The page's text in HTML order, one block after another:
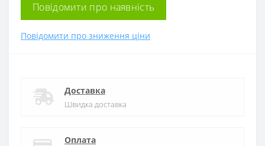
Повідомити про наявність
Повідомити про зниження ціни
Доставка
Швидка доставка
Оплата